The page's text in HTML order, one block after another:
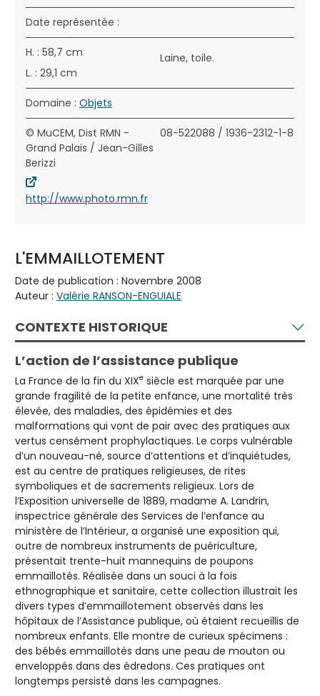
Date représentée :
H. : 58,7 cm
L. : 29,1 cm
Laine, toile.
Domaine : Objets
© MuCEM, Dist RMN -
Grand Palais / Jean-Gilles
Berizzi
http://www.photo.rmn.fr
08-522088 / 1936-2312-1-8
L'EMMAILLOTEMENT
Date de publication : Novembre 2008
Auteur : Valérie RANSON-ENGUIALE
CONTEXTE HISTORIQUE
L’action de l’assistance publique
La France de la fin du XIXe siècle est marquée par une
grande fragilité de la petite enfance, une mortalité très
élevée, des maladies, des épidémies et des
malformations qui vont de pair avec des pratiques aux
vertus censément prophylactiques. Le corps vulnérable
d’un nouveau-né, source d’attentions et d’inquiétudes,
est au centre de pratiques religieuses, de rites
symboliques et de sacrements religieux. Lors de
l’Exposition universelle de 1889, madame A. Landrin,
inspectrice générale des Services de l’enfance au
ministère de l’Intérieur, a organisé une exposition qui,
outre de nombreux instruments de puériculture,
présentait trente-huit mannequins de poupons
emmaillotés. Réalisée dans un souci à la fois
ethnographique et sanitaire, cette collection illustrait les
divers types d’emmaillotement observés dans les
hôpitaux de l’Assistance publique, où étaient recueillis de
nombreux enfants. Elle montre de curieux spécimens :
des bébés emmaillotés dans une peau de mouton ou
enveloppés dans des édredons. Ces pratiques ont
longtemps persisté dans les campagnes.